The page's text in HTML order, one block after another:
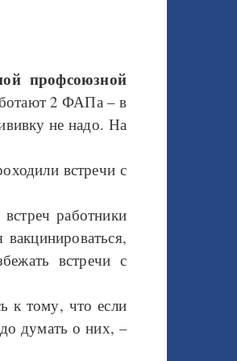
профсоюзной
2 ФАПа – в
не надо. На
встречи с
работники
встречи с
к тому, что если
думать о них, –